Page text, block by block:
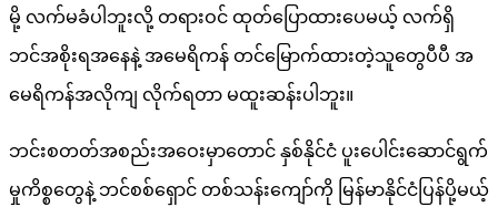
မို့ လက်မခံပါဘူးလို့ တရားဝင် ထုတ်ပြောထားပေမယ့် လက်ရှိ
ဘင်အစိုးရအနေနဲ့ အမေရိကန် တင်မြောက်ထားတဲ့သူတွေပီပီ အ
မေရိကန်အလိုကျ လိုက်ရတာ မထူးဆန်းပါဘူး။
ဘင်းစတတ်အစည်းအဝေးမှာတောင် နှစ်နိုင်ငံ ပူးပေါင်းဆောင်ရွက်
မှုကိစ္စတွေနဲ့ ဘင်စစ်ရှောင် တစ်သန်းကျော်ကို မြန်မာနိုင်ငံပြန်ပို့မယ့်